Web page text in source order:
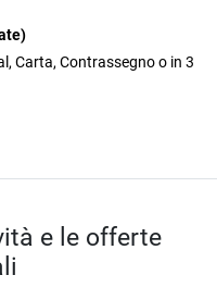
Carta, Contrassegno o in 3
e le offerte